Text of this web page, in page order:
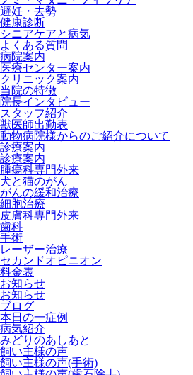
避妊・去勢
健康診断
シニアケアと病気
よくある質問
病院案内
医療センター案内
クリニック案内
当院の特徴
院長インタビュー
スタッフ紹介
獣医師出勤表
動物病院様からのご紹介について
診療案内
診療案内
腫瘍科専門外来
犬と猫のがん
がんの緩和治療
細胞治療
皮膚科専門外来
歯科
手術
レーザー治療
セカンドオピニオン
料金表
お知らせ
お知らせ
ブログ
本日の一症例
病気紹介
みどりのあしあと
飼い主様の声
飼い主様の声(手術)